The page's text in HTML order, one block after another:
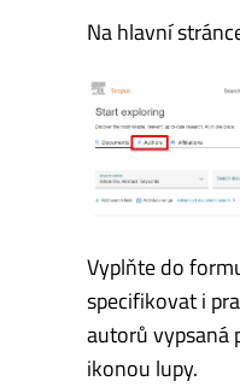
Na hlavní
Vyplňte do
specifikovat i
autorů vypsaná
ikonou lupy.